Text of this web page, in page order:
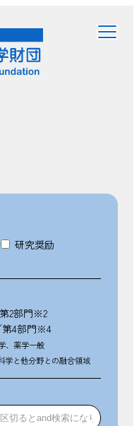
研究奨励
2部門※2
4部門※4
、薬学一般
と他分野との融合領域